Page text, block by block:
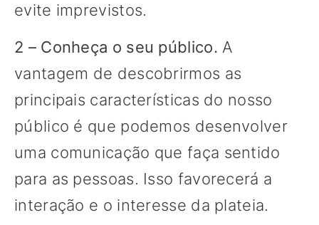
evite imprevistos.
2 – Conheça o seu público. A
vantagem de descobrirmos as
principais características do nosso
público é que podemos desenvolver
uma comunicação que faça sentido
para as pessoas. Isso favorecerá a
interação e o interesse da plateia.